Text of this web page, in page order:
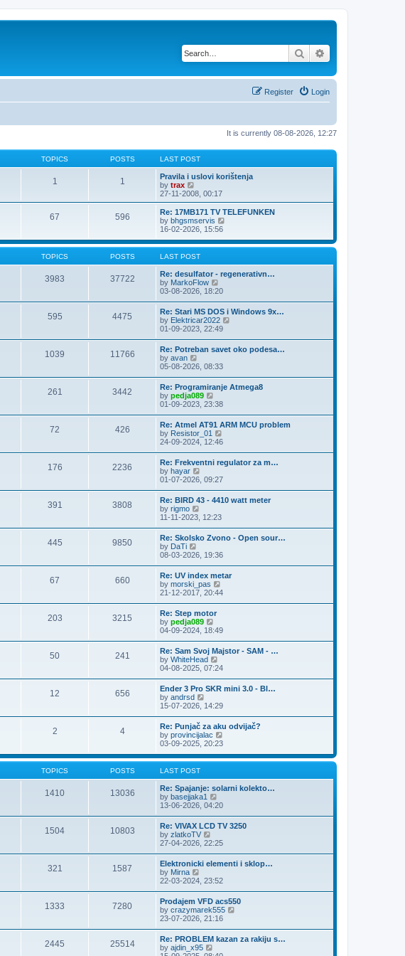
Search
Login
Register
It is currently 08-08-2026, 12:27
TOPICS POSTS LAST POST
1 1
Pravila i uslovi korištenja
by trax
i
e
w
t
h
l
a
t
e
s
t
p
o
s
t
27-11-2008, 00:17
67 596
Re: 17MB171 TV TELEFUNKEN
by bhgsmservis
w
e
l
e
s
t
o
s
16-02-2026, 15:56
TOPICS POSTS LAST POST
3983 37722
Re: desulfator - regenerativn…
by MarkoFlow
i
w
t
h
e
l
a
e
s
t
p
o
s
t
03-08-2026, 18:20
595 4475
Re: Stari MS DOS i Windows 9x…
by Elektricar2022
t
l
a
s
t
p
t
01-09-2023, 22:49
1039 11766
Re: Potreban savet oko podesa…
by avan
i
t
h
e
l
a
t
e
s
t
p
o
s
t
05-08-2026, 08:33
261 3442
Re: Programiranje Atmega8
by pedja089
i
w
t
h
e
l
a
e
s
t
p
o
s
t
01-09-2023, 23:38
72 426
Re: Atmel AT91 ARM MCU problem
by Resistor_01
i
t
h
l
a
s
t
p
o
t
24-09-2024, 12:46
176 2236
Re: Frekventni regulator za m…
by hayar
w
t
h
e
l
a
e
s
t
p
o
s
t
01-07-2026, 09:27
391 3808
Re: BIRD 43 - 4410 watt meter
by rigmo
t
e
l
a
t
e
s
t
p
o
s
t
11-11-2023, 12:23
445 9850
Re: Skolsko Zvono - Open sour…
by DaTi
i
w
t
h
e
l
a
t
e
s
t
p
o
s
t
08-03-2026, 19:36
67 660
Re: UV index metar
by morski_pas
i
h
e
l
a
e
s
t
p
o
s
t
21-12-2017, 20:44
203 3215
Re: Step motor
by pedja089
i
w
t
h
e
l
a
e
s
t
p
o
s
t
04-09-2024, 18:49
50 241
Re: Sam Svoj Majstor - SAM - …
by WhiteHead
i
w
t
h
e
l
a
t
e
s
t
o
s
04-08-2025, 07:24
12 656
Ender 3 Pro SKR mini 3.0 - Bl…
by andrsd
i
t
h
e
l
a
e
s
t
p
o
s
t
15-07-2026, 14:29
2 4
Re: Punjač za aku odvijač?
by provincijalac
w
e
l
e
s
o
s
03-09-2025, 20:23
TOPICS POSTS LAST POST
1410 13036
Re: Spajanje: solarni kolekto…
by basejjaka1
i
w
t
h
e
l
a
e
s
t
p
o
s
t
13-06-2026, 04:20
1504 10803
Re: VIVAX LCD TV 3250
by zlatkoTV
i
w
t
h
e
l
a
t
e
s
t
p
o
27-04-2026, 22:25
321 1587
Elektronicki elementi i sklop…
by Mirna
w
t
h
e
l
a
t
22-03-2024, 23:52
1333 7280
Prodajem VFD acs550
by crazymarek555
t
23-07-2026, 21:16
2445 25514
Re: PROBLEM kazan za rakiju s…
by ajdin_x95